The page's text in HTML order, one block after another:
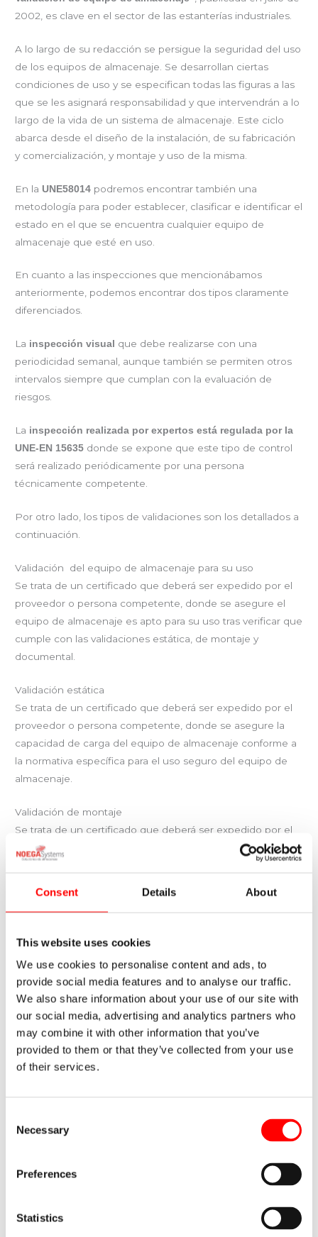
Consent Details About
This website uses cookies
We use cookies to personalise content and ads, to
provide social media features and to analyse our traffic.
We also share information about your use of our site with
our social media, advertising and analytics partners who
may combine it with other information that you’ve
provided to them or that they’ve collected from your use
of their services.
Selection
Necessary
Preferences
Statistics
2002, es clave en el sector de las estanterías industriales.
A lo largo de su redacción se persigue la seguridad del uso
de los equipos de almacenaje. Se desarrollan ciertas
condiciones de uso y se especifican todas las figuras a las
que se les asignará responsabilidad y que intervendrán a lo
largo de la vida de un sistema de almacenaje. Este ciclo
abarca desde el diseño de la instalación, de su fabricación
y comercialización, y montaje y uso de la misma.
En la UNE58014 podremos encontrar también una
metodología para poder establecer, clasificar e identificar el
estado en el que se encuentra cualquier equipo de
almacenaje que esté en uso.
En cuanto a las inspecciones que mencionábamos
anteriormente, podemos encontrar dos tipos claramente
diferenciados.
La inspección visual que debe realizarse con una
periodicidad semanal, aunque también se permiten otros
intervalos siempre que cumplan con la evaluación de
riesgos.
La inspección realizada por expertos está regulada por la
UNE-EN 15635 donde se expone que este tipo de control
será realizado periódicamente por una persona
técnicamente competente.
Por otro lado, los tipos de validaciones son los detallados a
continuación.
Validación del equipo de almacenaje para su uso
Se trata de un certificado que deberá ser expedido por el
proveedor o persona competente, donde se asegure el
equipo de almacenaje es apto para su uso tras verificar que
cumple con las validaciones estática, de montaje y
documental.
Validación estática
Se trata de un certificado que deberá ser expedido por el
proveedor o persona competente, donde se asegure la
capacidad de carga del equipo de almacenaje conforme a
la normativa específica para el uso seguro del equipo de
almacenaje.
Validación de montaje
Se trata de un certificado que deberá ser expedido por el
proveedor o persona competente, donde se asegure que
el trabajo realizado se ha llevado a cabo conforme a la
Se trata de un certificado que deberá ser expedido por el
proveedor o persona competente, donde se asegure que
existe la documentación requerida en la normativa
específica para el uso seguro del equipo de almacenaje.
Con este post hemos querido tocar temas tan importantes
como la validación de los sistemas de almacenaje y
más adecuado para nuestro almacén.
Entrada anterior Entrada siguiente→